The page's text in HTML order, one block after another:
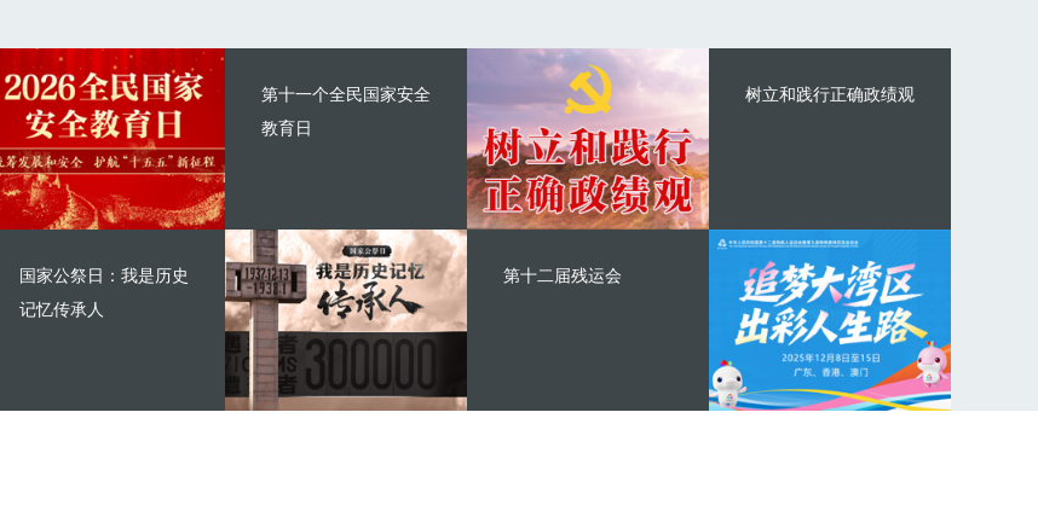
第十一个全民国家安全
教育日
国家公祭日：我是历史
记忆传承人
树立和践行正确政绩观
第十二届残运会